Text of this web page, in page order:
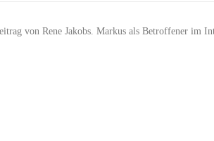
von Rene Jakobs. Markus als Betroffener im